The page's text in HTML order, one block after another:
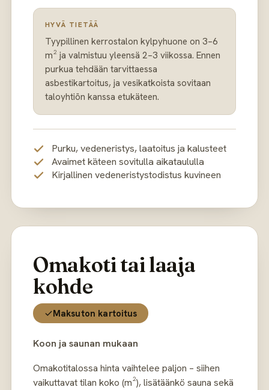
HYVÄ TIETÄÄ
Tyypillinen kerrostalon kylpyhuone on 3–6
m² ja valmistuu yleensä 2–3 viikossa. Ennen
purkua tehdään tarvittaessa
asbestikartoitus, ja vesikatkoista sovitaan
taloyhtiön kanssa etukäteen.
Purku, vedeneristys, laatoitus ja kalusteet
Avaimet käteen sovitulla aikataululla
Kirjallinen vedeneristystodistus kuvineen
Omakoti tai laaja
kohde
Maksuton kartoitus
Koon ja saunan mukaan
Omakotitalossa hinta vaihtelee paljon – siihen
vaikuttavat tilan koko (m²), lisätäänkö sauna sekä